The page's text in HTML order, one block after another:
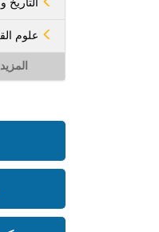
المزيد